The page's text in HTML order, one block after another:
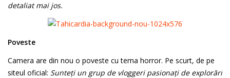
detaliat mai jos.
Poveste
Camera are din nou o poveste cu tema horror. Pe scurt, de pe
siteul oficial: Sunteți un grup de vloggeri pasionați de explorări